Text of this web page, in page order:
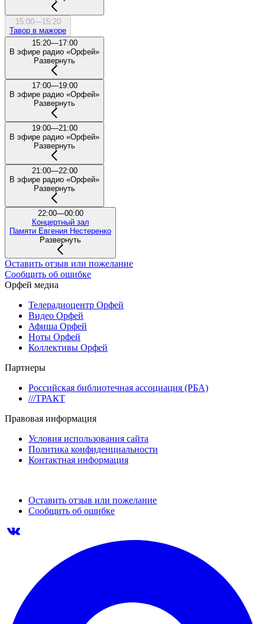
15:00—15:20
Тавор в мажоре
15:20—17:00
В эфире радио «Орфей»
Развернуть
17:00—19:00
В эфире радио «Орфей»
Развернуть
19:00—21:00
В эфире радио «Орфей»
Развернуть
21:00—22:00
В эфире радио «Орфей»
Развернуть
22:00—00:00
Концертный зал
Памяти Евгения Нестеренко
Развернуть
Оставить отзыв или пожелание
Сообщить об ошибке
Орфей медиа
Телерадиоцентр Орфей
Видео Орфей
Афиша Орфей
Ноты Орфей
Коллективы Орфей
Партнеры
Российская библиотечная ассоциация (РБА)
///ТРАКТ
Правовая информация
Условия использования сайта
Политика конфиденциальности
Контактная информация
Оставить отзыв или пожелание
Сообщить об ошибке